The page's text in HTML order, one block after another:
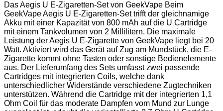
Das Aegis U E-Zigaretten-Set von GeekVape Beim
GeekVape Aegis U E-Zigaretten-Set trifft der gleichnamige
Akku mit einer Kapazität von 800 mAh auf die U Cartridge
mit einem Tankvolumen von 2 Millilitern. Die maximale
Leistung der Aegis U E-Zigarette von GeekVape liegt bei 20
Watt. Aktiviert wird das Gerät auf Zug am Mundstück, die E-
Zigarette kommt ohne Tasten oder sonstige Bedienelemente
aus. Der Lieferumfang des Sets umfasst zwei passende
Cartridges mit integrierten Coils, welche dank
unterschiedlicher Widerstände verschiedene Zugtechniken
unterstützen. Während die Cartridge mit der integrierten 1,1
Ohm Coil für das moderate Dampfen vom Mund zur Lunge